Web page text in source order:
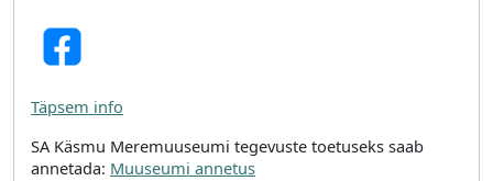
Täpsem info
SA Käsmu Meremuuseumi tegevuste toetuseks saab
annetada: Muuseumi annetus